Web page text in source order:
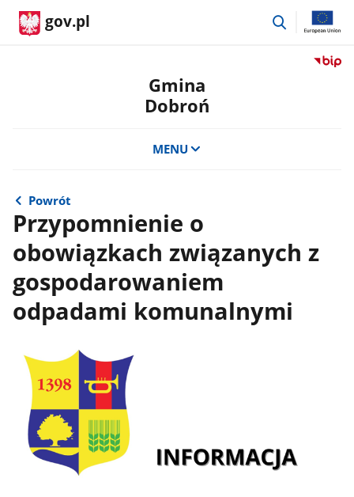
gov.pl
przejdź
Przejdź
Gmina
Dobroń
MENU
Powrót
Przypomnienie o
obowiązkach związanych z
gospodarowaniem
odpadami komunalnymi